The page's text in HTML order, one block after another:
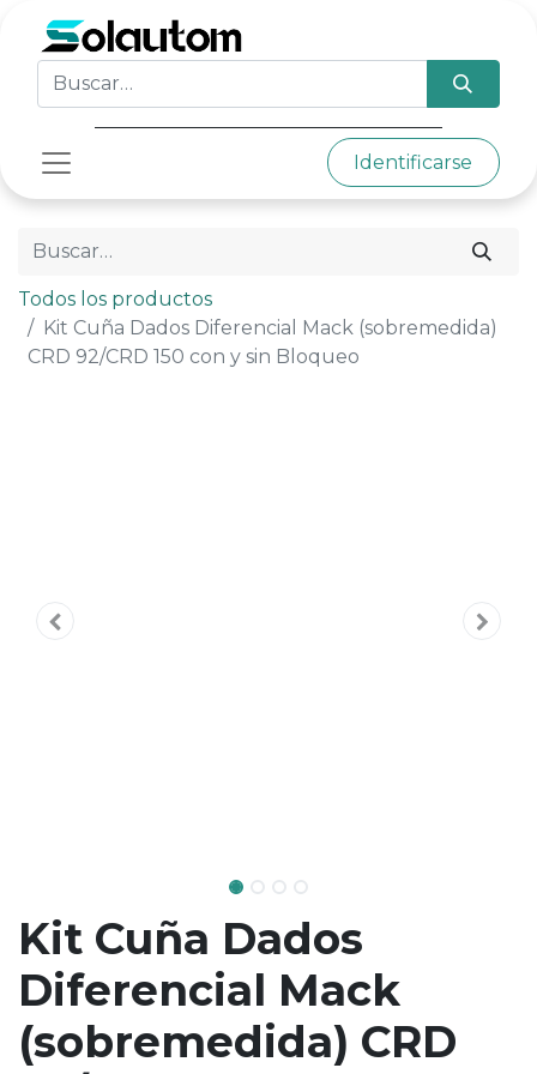
Identificarse
Todos los productos
Kit Cuña Dados Diferencial Mack (sobremedida)
CRD 92/CRD 150 con y sin Bloqueo
Kit Cuña Dados
Diferencial Mack
(sobremedida) CRD